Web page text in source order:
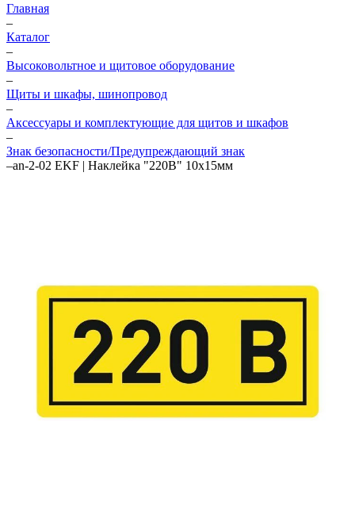
Главная
–
Каталог
–
Высоковольтное и щитовое оборудование
–
Щиты и шкафы, шинопровод
–
Аксессуары и комплектующие для щитов и шкафов
–
Знак безопасности/Предупреждающий знак
–an-2-02 EKF | Наклейка "220В" 10х15мм